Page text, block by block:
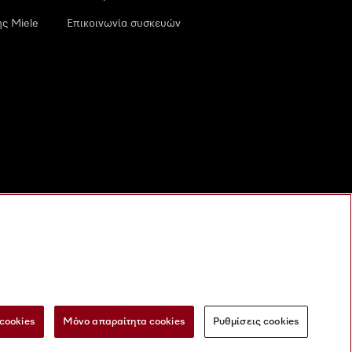
Miele Επικοινωνία συσκευών
ψηφιακές υπηρεσίες Φόρμα Υπαναχώρησης
Μόνο απαραίτητα cookies Ρυθμίσεις cookies